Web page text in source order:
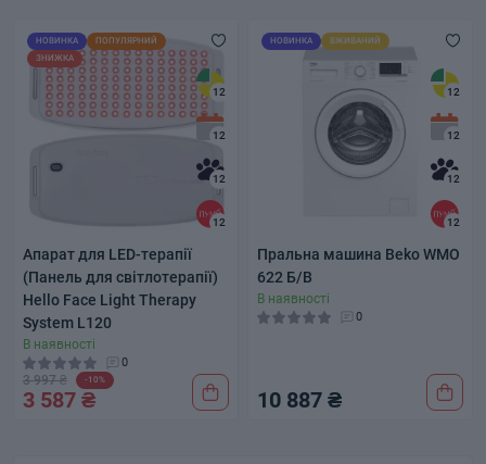
НОВИНКА
ПОПУЛЯРНИЙ
ЗНИЖКА
12
12
12
12
Апарат для LED-терапії
(Панель для світлотерапії)
Hello Face Light Therapy
System L120
В наявності
0
3 997 ₴ -10%
3 587 ₴
НОВИНКА ВЖИВАНИЙ
12
12
12
12
Пральна машина Beko WMO
622 Б/В
В наявності
0
10 887 ₴